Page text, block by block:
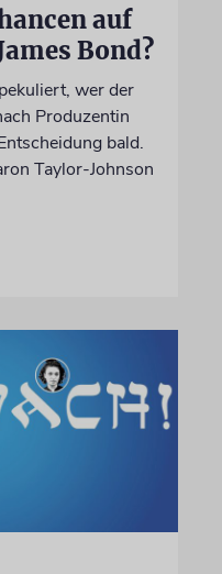
auf
Bond?
wer der
Produzentin
bald.
Taylor-Johnson